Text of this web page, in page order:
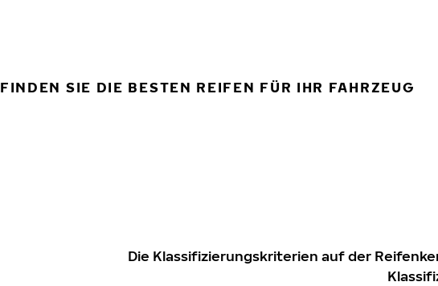
FINDEN SIE DIE BESTEN REIFEN FÜR IHR FAHRZEUG
Die Klassifizierungskriterien auf der